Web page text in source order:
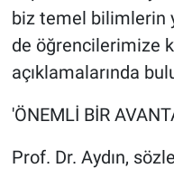
biz temel bilimlerin
de öğrencilerimize
açıklamalarında
'ÖNEMLİ BİR
Prof. Dr. Aydın,